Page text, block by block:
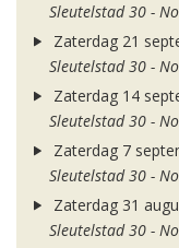
Sleutelstad 30 -
Zaterdag 21
Sleutelstad 30 -
Zaterdag 14
Sleutelstad 30 -
Zaterdag 7
Sleutelstad 30 -
Zaterdag 31
Sleutelstad 30 -